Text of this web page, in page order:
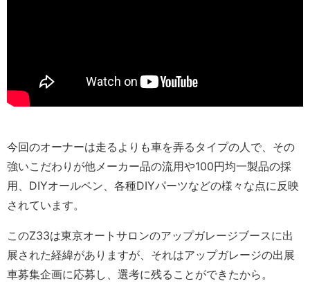
今回のオーナーは走るよりも車を弄るタイプの人で、その
強いこだわりが他メーカー品の流用や100円均一製品の採
用、DIYオールペン、各種DIYパーツなどの様々な点に反映
されています。
このZ33は東京オートサロンのアップガレージブースに出
展された経緯がありますが、それはアップガレージの出展
車募集企画に応募し、選考に残ることができたから。